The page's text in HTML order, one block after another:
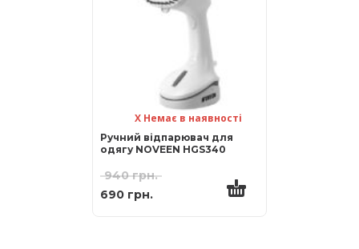
Ручний відпарювач для
одягу NOVEEN HGS340
Х Немає в наявності
940грн.
690 грн.